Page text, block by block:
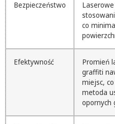
Bezpieczeństwo
co
Efektywność
Promień
graffiti
miejsc,
metoda
opornych